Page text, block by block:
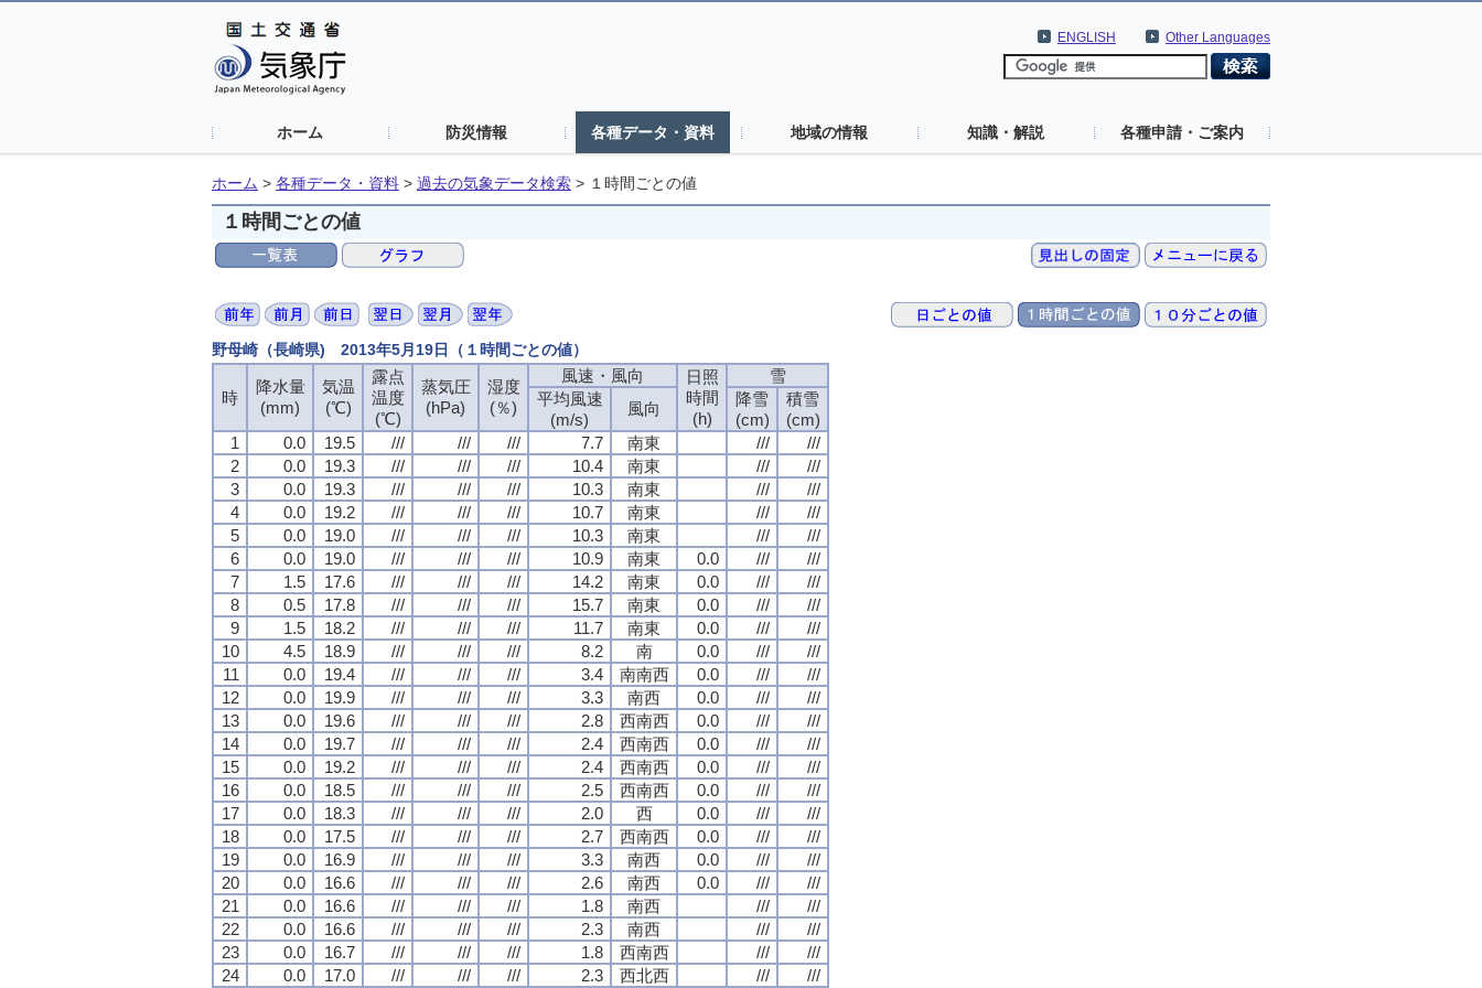
Other Languages
ENGLISH
ホーム 防災情報 各種データ・資料 地域の情報 知識・解説 各種申請・ご案内
ホーム > 各種データ・資料 > 過去の気象データ検索 > １時間ごとの値
１時間ごとの値
野母崎（長崎県) 2013年5月19日（１時間ごとの値）
時
降水量
(mm)
気温
(℃)
露点
温度
(℃)
蒸気圧
(hPa)
湿度
(％)
風速・風向
日照
時間
(h)
雪
平均風速
(m/s)
風向
降雪
(cm)
積雪
(cm)
1
0.0 19.5 /// /// /// 7.7 南東 ///
///
2
0.0 19.3 /// /// /// 10.4 南東 ///
///
3
0.0 19.3 /// /// /// 10.3 南東 ///
///
4
0.0 19.2 /// /// /// 10.7 南東 ///
///
5
0.0 19.0 /// /// /// 10.3 南東 ///
///
6
0.0 19.0 /// /// /// 10.9 南東 0.0 ///
///
7
1.5 17.6 /// /// /// 14.2 南東 0.0 ///
///
8
0.5 17.8 /// /// /// 15.7 南東 0.0 ///
///
9
1.5 18.2 /// /// /// 11.7 南東 0.0 ///
///
10
4.5 18.9 /// /// /// 8.2 南 0.0 ///
///
11
0.0 19.4 /// /// /// 3.4 南南西 0.0 ///
///
12
0.0 19.9 /// /// /// 3.3 南西 0.0 ///
///
13
0.0 19.6 /// /// /// 2.8 西南西 0.0 ///
///
14
0.0 19.7 /// /// /// 2.4 西南西 0.0 ///
///
15
0.0 19.2 /// /// /// 2.4 西南西 0.0 ///
///
16
0.0 18.5 /// /// /// 2.5 西南西 0.0 ///
///
17
0.0 18.3 /// /// /// 2.0 西 0.0 ///
///
18
0.0 17.5 /// /// /// 2.7 西南西 0.0 ///
///
19
0.0 16.9 /// /// /// 3.3 南西 0.0 ///
///
20
0.0 16.6 /// /// /// 2.6 南西 0.0 ///
///
21
0.0 16.6 /// /// /// 1.8 南西 ///
///
22
0.0 16.6 /// /// /// 2.3 南西 ///
///
23
0.0 16.7 /// /// /// 1.8 西南西 ///
///
24
0.0 17.0 /// /// /// 2.3 西北西 /// ///